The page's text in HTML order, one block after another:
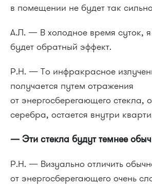
в помещении не будет так
А.Л. — В холодное время суток,
будет обратный эффект.
Р.Н. — То инфракрасное
получается путем отражения
от энергосберегающего стекла,
серебра, остается внутри
— Эти стекла будут темнее
Р.Н. — Визуально отличить
от энергосберегающего очень